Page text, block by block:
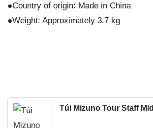
●Country of origin: Made in China
●Weight: Approximately 3.7 kg
Túi Mizuno Tour Staff Mid